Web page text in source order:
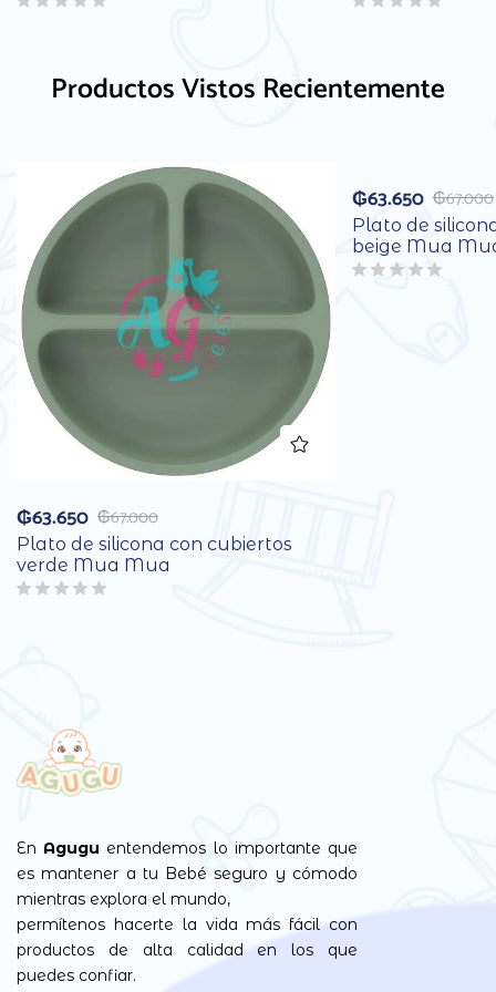
Productos Vistos Recientemente
₲67.000
₲63.650
Plato de silicona con cubiertos
verde Mua Mua
₲67.000
₲63.650
Plato de
beige Mua
En Agugu entendemos lo importante que
es mantener a tu Bebé seguro y cómodo
mientras explora el mundo,
permítenos hacerte la vida más fácil con
productos de alta calidad en los que
puedes confiar.